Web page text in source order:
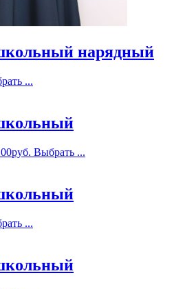
нарядный
...
руб. Выбрать ...
...